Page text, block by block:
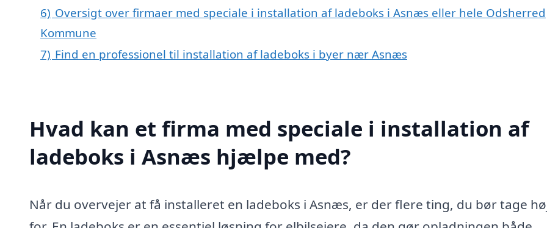
6) Oversigt over firmaer med speciale i installation af ladeboks i Asnæs eller hele Odsherred
Kommune
7) Find en professionel til installation af ladeboks i byer nær Asnæs
Hvad kan et firma med speciale i installation af
ladeboks i Asnæs hjælpe med?
Når du overvejer at få installeret en ladeboks i Asnæs, er der flere ting, du bør tage